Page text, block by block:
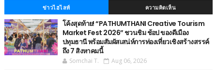
ข่าวไฮไลท์ ความคิดเห็น
โค้งสุดท้าย! “PATHUMTHANI Creative Tourism
Market Fest 2026” ชวนชิม ช้อป ของดีเมือง
ปทุมธานี พร้อมสัมผัสเสน่ห์การท่องเที่ยวเชิงสร้างสรรค์
ถึง 7 สิงหาคมนี้
Somchai T. Aug 06, 2026